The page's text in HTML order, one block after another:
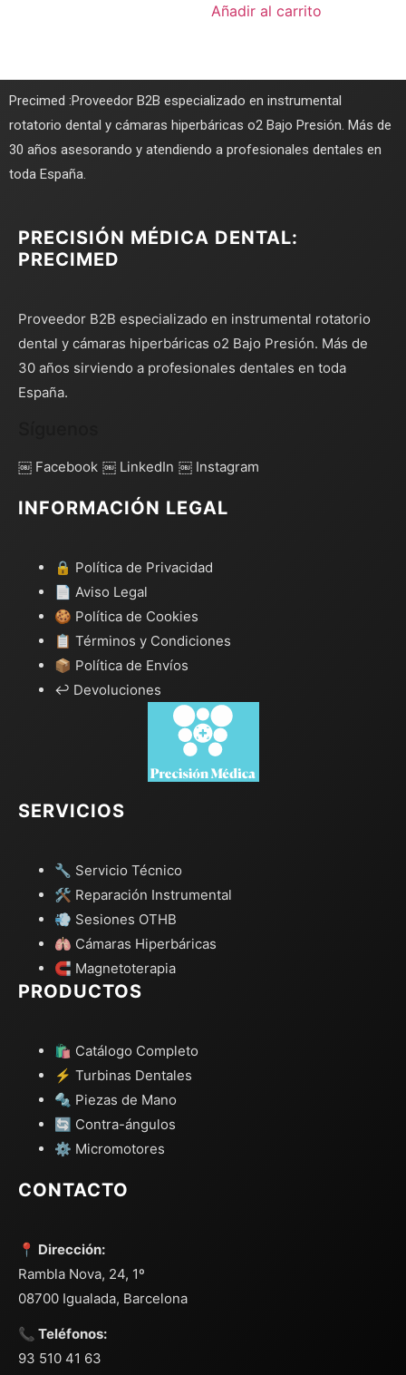
Añadir al carrito
Precimed :Proveedor B2B especializado en instrumental
rotatorio dental y cámaras hiperbáricas o2 Bajo Presión. Más de
30 años asesorando y atendiendo a profesionales dentales en
toda España.
PRECISIÓN MÉDICA DENTAL:
PRECIMED
Proveedor B2B especializado en instrumental rotatorio
dental y cámaras hiperbáricas o2 Bajo Presión. Más de
30 años sirviendo a profesionales dentales en toda
España.
￼ Facebook ￼ LinkedIn ￼ Instagram
INFORMACIÓN LEGAL
🔒 Política de Privacidad
📄 Aviso Legal
🍪 Política de Cookies
📋 Términos y Condiciones
📦 Política de Envíos
↩️ Devoluciones
SERVICIOS
🔧 Servicio Técnico
🛠️ Reparación Instrumental
💨 Sesiones OTHB
🫁 Cámaras Hiperbáricas
🧲 Magnetoterapia
PRODUCTOS
🛍️ Catálogo Completo
⚡ Turbinas Dentales
🔩 Piezas de Mano
🔄 Contra-ángulos
⚙️ Micromotores
CONTACTO
📍 Dirección:
Rambla Nova, 24, 1º
08700 Igualada, Barcelona
📞 Teléfonos:
93 510 41 63